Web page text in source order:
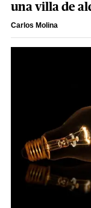
una villa de
Carlos Molina